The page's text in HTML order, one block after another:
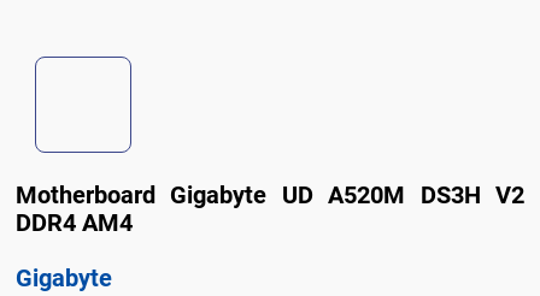
Motherboard Gigabyte UD A520M DS3H V2
DDR4 AM4
Gigabyte